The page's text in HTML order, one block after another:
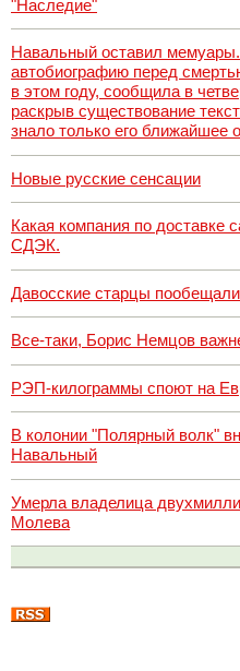
"Наследие"
Навальный оставил
автобиографию перед
в этом году, сообщила в
раскрыв существование
знало только его ближайшее
Новые русские сенсации
Какая компания по доставке
СДЭК.
Давосские старцы
Все-таки, Борис Немцов
РЭП-килограммы споют на
В колонии "Полярный волк"
Навальный
Умерла владелица
Молева